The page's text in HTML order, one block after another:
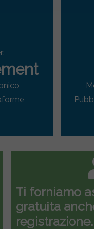
Ti forniamo
gratuita
registrazione.